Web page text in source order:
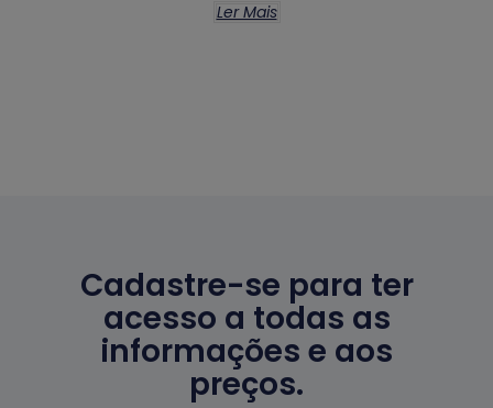
Ler Mais
Cadastre-se para ter
acesso a todas as
informações e aos
preços.